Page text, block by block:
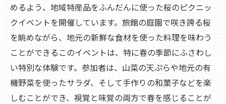
めるよう、地域特産品をふんだんに使った桜のピクニッ
クイベントを開催しています。旅館の庭園で咲き誇る桜
を眺めながら、地元の新鮮な食材を使った料理を味わう
ことができるこのイベントは、特に春の季節にふさわし
い特別な体験です。参加者は、山菜の天ぷらや地元の有
機野菜を使ったサラダ、そして手作りの和菓子などを楽
しむことができ、視覚と味覚の両方で春を感じることが